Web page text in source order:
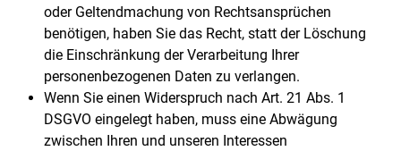
oder Geltendmachung von Rechtsansprüchen
benötigen, haben Sie das Recht, statt der Löschung
die Einschränkung der Verarbeitung Ihrer
personenbezogenen Daten zu verlangen.
Wenn Sie einen Widerspruch nach Art. 21 Abs. 1
DSGVO eingelegt haben, muss eine Abwägung
zwischen Ihren und unseren Interessen